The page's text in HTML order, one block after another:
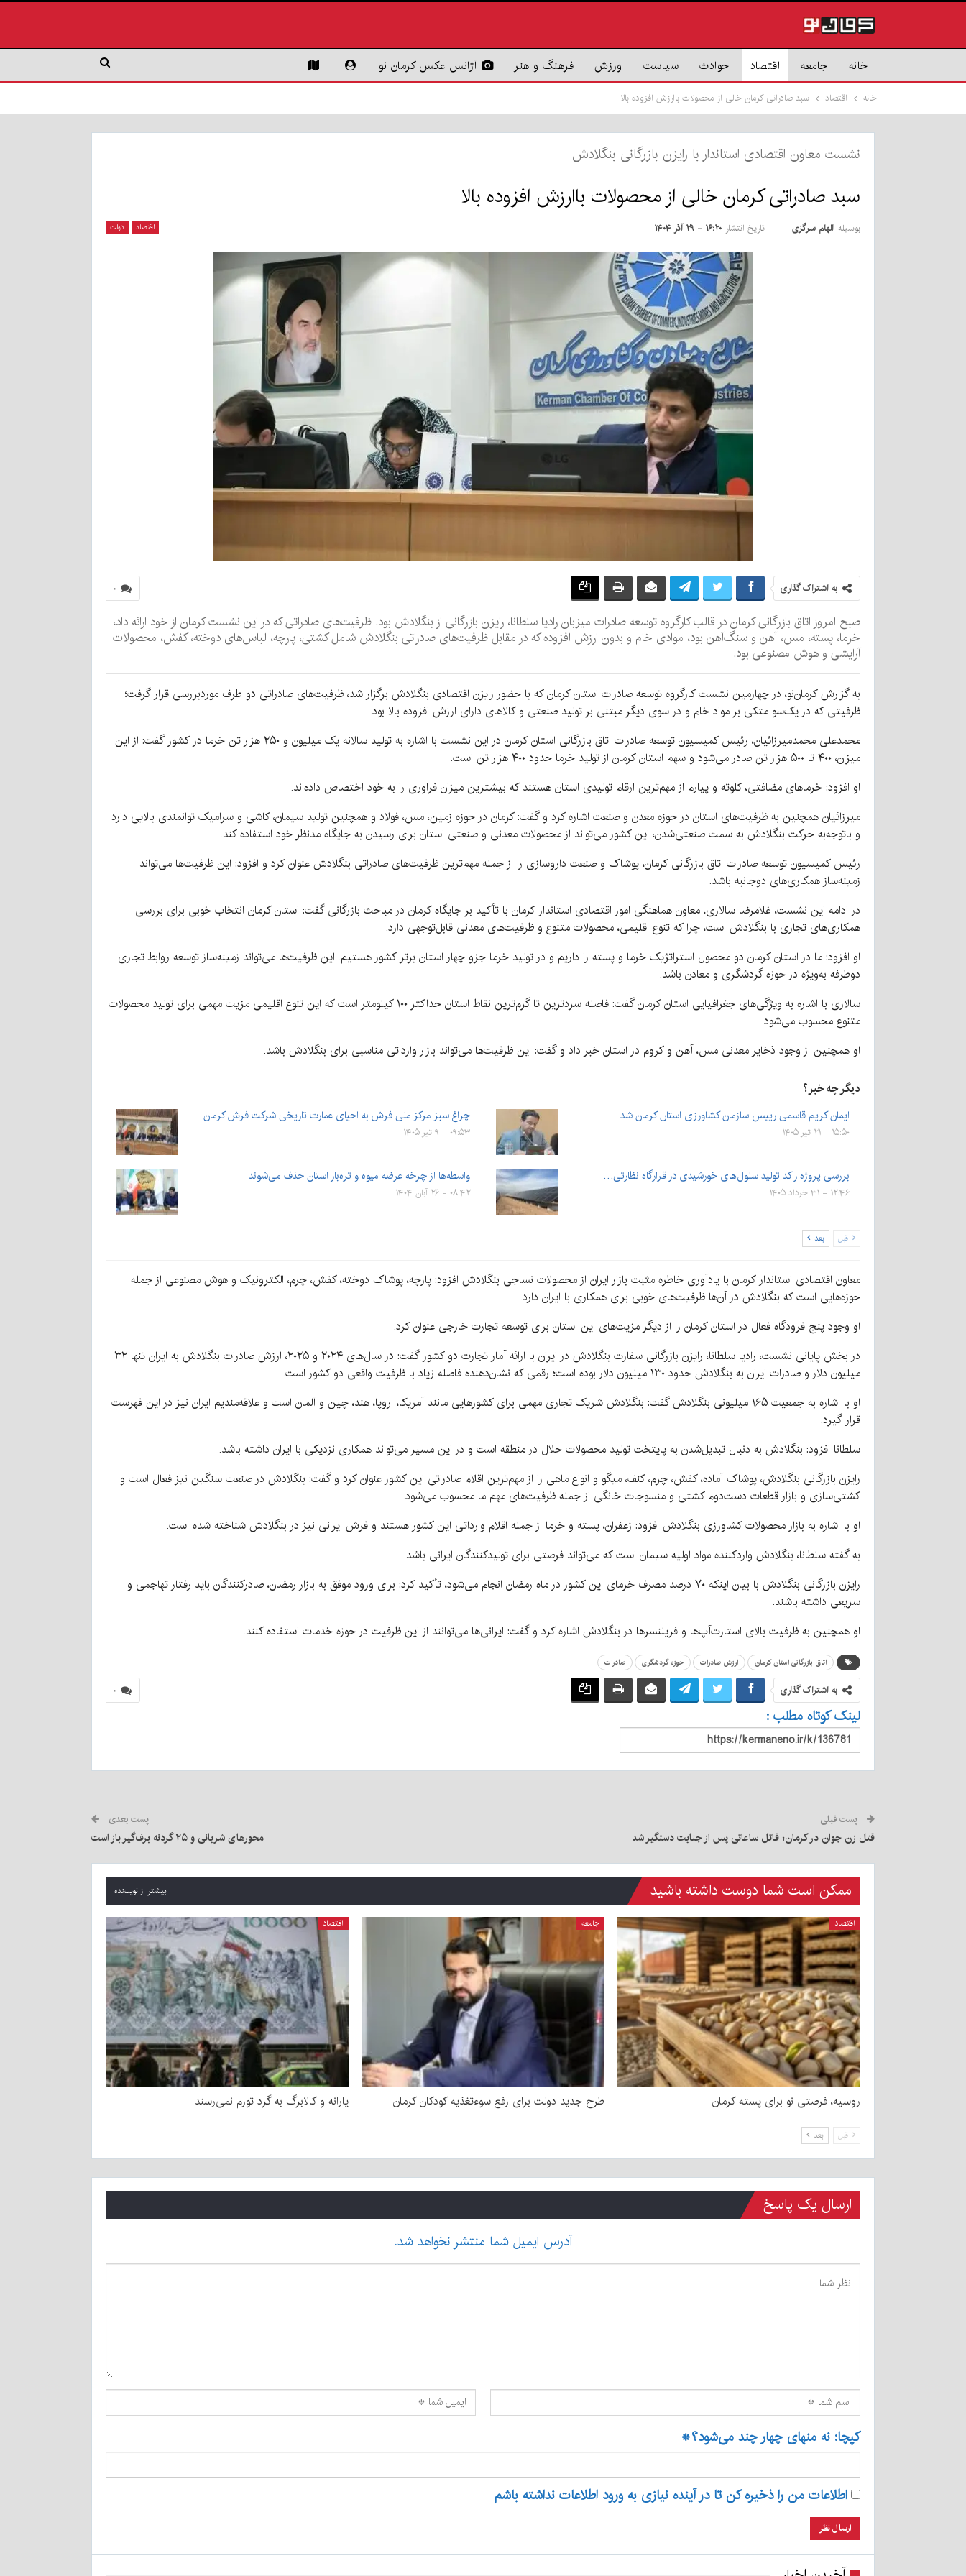
خانه جامعه اقتصاد حوادث سیاست ورزش فرهنگ و هنر آژانس عکس کرمان نو
خانه اقتصاد سبد صادراتی کرمان خالی از محصولات باارزش افزوده بالا
نشست معاون اقتصادی استاندار با رایزن بازرگانی بنگلادش
سبد صادراتی کرمان خالی از محصولات باارزش افزوده بالا
اقتصاد دولت بوسیله الهام سرگزی تاریخ انتشار ۱۶:۲۰ - ۲۹ آذر ۱۴۰۴
۰ به اشتراک گذاری
صبح امروز اتاق بازرگانی کرمان در قالب کارگروه توسعه صادرات میزبان رادیا سلطانا، رایزن بازرگانی از بنگلادش بود. ظرفیت‌های صادراتی که در این نشست کرمان از خود ارائه داد،
خرما، پسته، مس، آهن و سنگ‌آهن بود، موادی خام و بدون ارزش افزوده که در مقابل ظرفیت‌های صادراتی بنگلادش شامل کشتی، پارچه، لباس‌های دوخته، کفش، محصولات
آرایشی و هوش مصنوعی بود.
به گزارش کرمان‌نو، در چهارمین نشست کارگروه توسعه صادرات استان کرمان که با حضور رایزن اقتصادی بنگلادش برگزار شد، ظرفیت‌های صادراتی دو طرف موردبررسی قرار گرفت؛
ظرفیتی که در یک‌سو متکی بر مواد خام و در سوی دیگر مبتنی بر تولید صنعتی و کالاهای دارای ارزش افزوده بالا بود.
محمدعلی محمدمیرزائیان، رئیس کمیسیون توسعه صادرات اتاق بازرگانی استان کرمان در این نشست با اشاره به تولید سالانه یک میلیون و ۲۵۰ هزار تن خرما در کشور گفت: از این
میزان، ۴۰۰ تا ۵۰۰ هزار تن صادر می‌شود و سهم استان کرمان از تولید خرما حدود ۴۰۰ هزار تن است.
او افزود: خرماهای مضافتی، کلوته و پیارم از مهم‌ترین ارقام تولیدی استان هستند که بیشترین میزان فراوری را به خود اختصاص داده‌اند.
میرزائیان همچنین به ظرفیت‌های استان در حوزه معدن و صنعت اشاره کرد و گفت: کرمان در حوزه زمین، مس، فولاد و همچنین تولید سیمان، کاشی و سرامیک توانمندی بالایی دارد
و باتوجه‌به حرکت بنگلادش به سمت صنعتی‌شدن، این کشور می‌تواند از محصولات معدنی و صنعتی استان برای رسیدن به جایگاه مدنظر خود استفاده کند.
رئیس کمیسیون توسعه صادرات اتاق بازرگانی کرمان، پوشاک و صنعت داروسازی را از جمله مهم‌ترین ظرفیت‌های صادراتی بنگلادش عنوان کرد و افزود: این ظرفیت‌ها می‌تواند
زمینه‌ساز همکاری‌های دوجانبه باشد.
در ادامه این نشست، غلامرضا سالاری، معاون هماهنگی امور اقتصادی استاندار کرمان با تأکید بر جایگاه کرمان در مباحث بازرگانی گفت: استان کرمان انتخاب خوبی برای بررسی
همکاری‌های تجاری با بنگلادش است، چرا که تنوع اقلیمی، محصولات متنوع و ظرفیت‌های معدنی قابل‌توجهی دارد.
او افزود: ما در استان کرمان دو محصول استراتژیک خرما و پسته را داریم و در تولید خرما جزو چهار استان برتر کشور هستیم. این ظرفیت‌ها می‌تواند زمینه‌ساز توسعه روابط تجاری
دوطرفه به‌ویژه در حوزه گردشگری و معادن باشد.
سالاری با اشاره به ویژگی‌های جغرافیایی استان کرمان گفت: فاصله سردترین تا گرم‌ترین نقاط استان حداکثر ۱۰۰ کیلومتر است که این تنوع اقلیمی مزیت مهمی برای تولید محصولات
متنوع محسوب می‌شود.
او همچنین از وجود ذخایر معدنی مس، آهن و کروم در استان خبر داد و گفت: این ظرفیت‌ها می‌تواند بازار وارداتی مناسبی برای بنگلادش باشد.
دیگر چه خبر؟
ایمان کریم قاسمی رییس سازمان کشاورزی استان کرمان شد
۱۵:۵۰ - ۲۱ تیر ۱۴۰۵
چراغ سبز مرکز ملی فرش به احیای عمارت تاریخی شرکت فرش کرمان
۰۹:۵۳ - ۹ تیر ۱۴۰۵
بررسی پروژه راکد تولید سلول‌های خورشیدی در قرارگاه نظارتی…
۱۲:۴۶ - ۳۱ خرداد ۱۴۰۵
واسطه‌ها از چرخه عرضه میوه و تره‌بار استان حذف می‌شوند
۰۸:۴۲ - ۲۶ آبان ۱۴۰۴
قبل بعد
معاون اقتصادی استاندار کرمان با یادآوری خاطره مثبت بازار ایران از محصولات نساجی بنگلادش افزود: پارچه، پوشاک دوخته، کفش، چرم، الکترونیک و هوش مصنوعی از جمله
حوزه‌هایی است که بنگلادش در آن‌ها ظرفیت‌های خوبی برای همکاری با ایران دارد.
او وجود پنج فرودگاه فعال در استان کرمان را از دیگر مزیت‌های این استان برای توسعه تجارت خارجی عنوان کرد.
در بخش پایانی نشست، رادیا سلطانا، رایزن بازرگانی سفارت بنگلادش در ایران با ارائه آمار تجارت دو کشور گفت: در سال‌های ۲۰۲۴ و ۲۰۲۵، ارزش صادرات بنگلادش به ایران تنها ۳۲
میلیون دلار و صادرات ایران به بنگلادش حدود ۱۳۰ میلیون دلار بوده است؛ رقمی که نشان‌دهنده فاصله زیاد با ظرفیت واقعی دو کشور است.
او با اشاره به جمعیت ۱۶۵ میلیونی بنگلادش گفت: بنگلادش شریک تجاری مهمی برای کشورهایی مانند آمریکا، اروپا، هند، چین و آلمان است و علاقه‌مندیم ایران نیز در این فهرست
قرار گیرد.
سلطانا افزود: بنگلادش به دنبال تبدیل‌شدن به پایتخت تولید محصولات حلال در منطقه است و در این مسیر می‌تواند همکاری نزدیکی با ایران داشته باشد.
رایزن بازرگانی بنگلادش، پوشاک آماده، کفش، چرم، کنف، میگو و انواع ماهی را از مهم‌ترین اقلام صادراتی این کشور عنوان کرد و گفت: بنگلادش در صنعت سنگین نیز فعال است و
کشتی‌سازی و بازار قطعات دست‌دوم کشتی و منسوجات خانگی از جمله ظرفیت‌های مهم ما محسوب می‌شود.
او با اشاره به بازار محصولات کشاورزی بنگلادش افزود: زعفران، پسته و خرما از جمله اقلام وارداتی این کشور هستند و فرش ایرانی نیز در بنگلادش شناخته شده است.
به گفته سلطانا، بنگلادش واردکننده مواد اولیه سیمان است که می‌تواند فرصتی برای تولیدکنندگان ایرانی باشد.
رایزن بازرگانی بنگلادش با بیان اینکه ۷۰ درصد مصرف خرمای این کشور در ماه رمضان انجام می‌شود، تأکید کرد: برای ورود موفق به بازار رمضان، صادرکنندگان باید رفتار تهاجمی و
سریعی داشته باشند.
او همچنین به ظرفیت بالای استارت‌آپ‌ها و فریلنسرها در بنگلادش اشاره کرد و گفت: ایرانی‌ها می‌توانند از این ظرفیت در حوزه خدمات استفاده کنند.
اتاق بازرگانی استان کرمان ارزش صادرات حوزه گردشگری صادرات
۰ به اشتراک گذاری
لینک کوتاه مطلب :
پست قبلی
قتل زن جوان در کرمان؛ قاتل ساعاتی پس از جنایت دستگیر شد
پست بعدی
محورهای شریانی و ۲۵ گردنه برف‌گیر باز است
ممکن است شما دوست داشته باشید بیشتر از نویسنده
اقتصاد
روسیه، فرصتی نو برای پسته کرمان
جامعه
طرح جدید دولت برای رفع سوءتغذیه کودکان کرمان
اقتصاد
یارانه و کالابرگ به گرد تورم نمی‌رسند
قبل بعد
ارسال یک پاسخ
آدرس ایمیل شما منتشر نخواهد شد.
کپچا: نه منهای چهار چند می‌شود؟*
اطلاعات من را ذخیره کن تا در آینده نیازی به ورود اطلاعات نداشته باشم